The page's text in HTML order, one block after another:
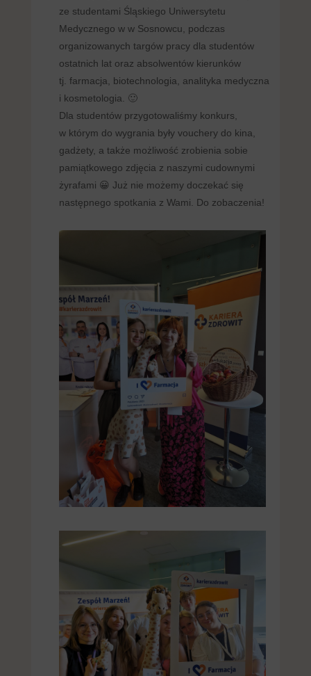
ze studentami Śląskiego Uniwersytetu
Medycznego w w Sosnowcu, podczas
organizowanych targów pracy dla studentów
ostatnich lat oraz absolwentów kierunków
tj. farmacja, biotechnologia, analityka medyczna
i kosmetologia. 🙂
Dla studentów przygotowaliśmy konkurs,
w którym do wygrania były vouchery do kina,
gadżety, a także możliwość zrobienia sobie
pamiątkowego zdjęcia z naszymi cudownymi
żyrafami 😀 Już nie możemy doczekać się
następnego spotkania z Wami. Do zobaczenia!